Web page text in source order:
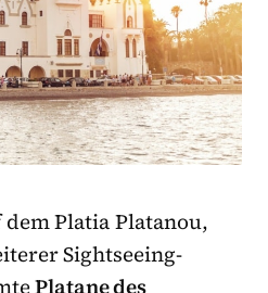
Platia Platanou,
Sightseeing-
Platane des